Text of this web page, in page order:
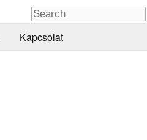
Kapcsolat